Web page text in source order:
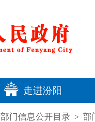
走进汾阳
部门信息公开目录 > 部